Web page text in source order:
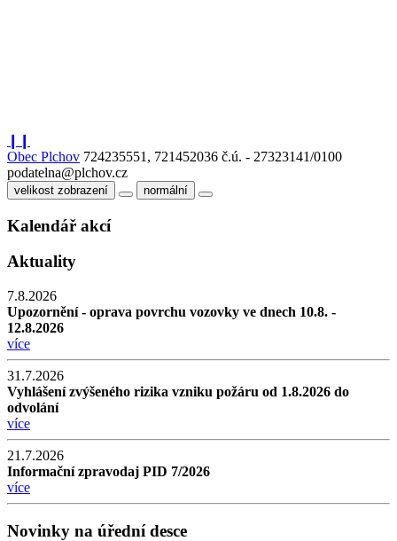
Obec Plchov 724235551, 721452036 č.ú. - 27323141/0100
podatelna@plchov.cz
velikost zobrazení normální
Kalendář akcí
Aktuality
7.8.2026
Upozornění - oprava povrchu vozovky ve dnech 10.8. -
12.8.2026
více
31.7.2026
Vyhlášení zvýšeného rizika vzniku požáru od 1.8.2026 do
odvolání
více
21.7.2026
Informační zpravodaj PID 7/2026
více
Novinky na úřední desce